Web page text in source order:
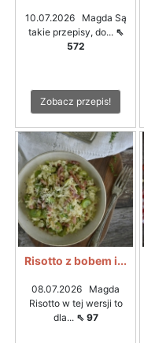
10.07.2026 Magda Są
takie przepisy, do... ⇖
572
Zobacz przepis!
Risotto z bobem i...
08.07.2026 Magda
Risotto w tej wersji to
dla... ⇖ 97